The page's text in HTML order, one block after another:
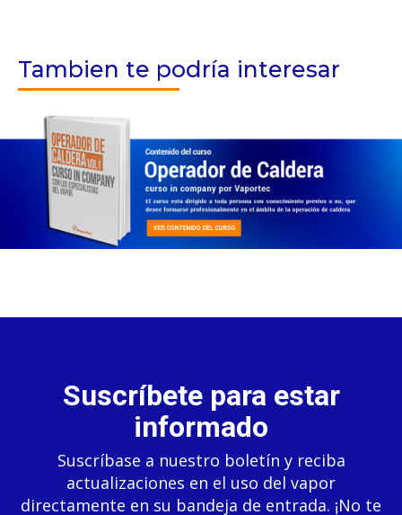
Tambien te podría interesar
Suscríbete para estar
informado
Suscríbase a nuestro boletín y reciba
actualizaciones en el uso del vapor
directamente en su bandeja de entrada. ¡No te